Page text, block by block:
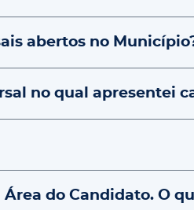
abertos no
no qual apresentei
do Candidato. O